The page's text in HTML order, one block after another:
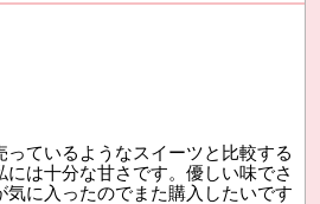
っているようなスイーツと比較する
には十分な甘さです。優しい味でさ
気に入ったのでまた購入したいです